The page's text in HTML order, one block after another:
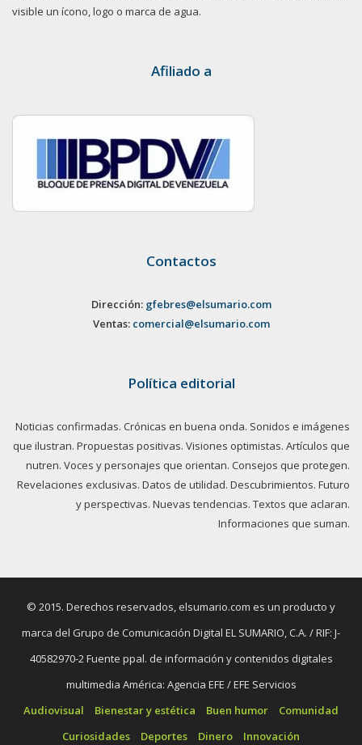
visible un ícono, logo o marca de agua.
Afiliado a
Contactos
Dirección: gfebres@elsumario.com
Ventas: comercial@elsumario.com
Política editorial
Noticias confirmadas. Crónicas en buena onda. Sonidos e imágenes
que ilustran. Propuestas positivas. Visiones optimistas. Artículos que
nutren. Voces y personajes que orientan. Consejos que protegen.
Revelaciones exclusivas. Datos de utilidad. Descubrimientos. Futuro
y perspectivas. Nuevas tendencias. Textos que aclaran.
Informaciones que suman.
© 2015. Derechos reservados, elsumario.com es un producto y
marca del Grupo de Comunicación Digital EL SUMARIO, C.A. / RIF: J-
40582970-2 Fuente ppal. de información y contenidos digitales
multimedia América: Agencia EFE / EFE Servicios
Audiovisual
Bienestar y estética Buen humor
Comunidad
Curiosidades
Deportes Dinero Innovación